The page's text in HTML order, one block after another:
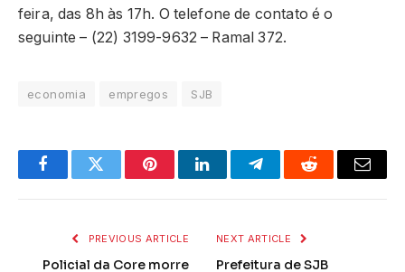
feira, das 8h às 17h. O telefone de contato é o
seguinte – (22) 3199-9632 – Ramal 372.
economia empregos SJB
FacebookTwitter PinterestLinkedInTelegramReddit Email
PREVIOUS ARTICLE
Policial da Core morre
NEXT ARTICLE
Prefeitura de SJB